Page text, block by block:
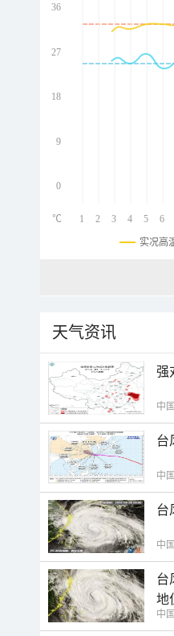
36
27
18
9
0
1 2 3 4 5 6
℃
实况高
天气资讯
强
中
台
中
台
中
台
地
中